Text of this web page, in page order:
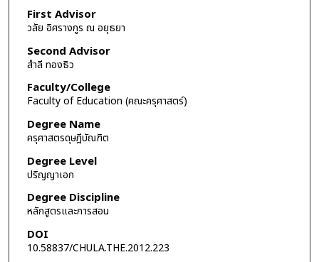
First Advisor
วลัย อิศรางกูร ณ อยุธยา
Second Advisor
สำลี ทองธิว
Faculty/College
Faculty of Education (คณะครุศาสตร์)
Degree Name
ครุศาสตรดุษฎีบัณฑิต
Degree Level
ปริญญาเอก
Degree Discipline
หลักสูตรและการสอน
DOI
10.58837/CHULA.THE.2012.223